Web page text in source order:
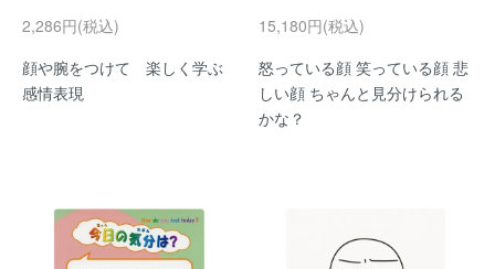
2,286円(税込)
顔や腕をつけて 楽しく学ぶ
感情表現
15,180円(税込)
怒っている顔 笑っている顔 悲
しい顔 ちゃんと見分けられる
かな？